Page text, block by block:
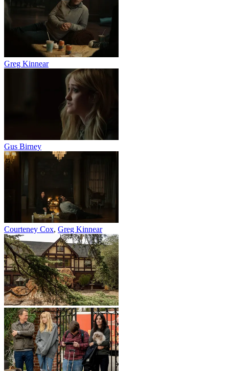
Greg Kinnear
Gus Birney
Courteney Cox, Greg Kinnear